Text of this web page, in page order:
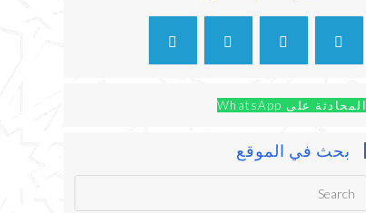
المحادثة على WhatsApp
بحث في الموقع